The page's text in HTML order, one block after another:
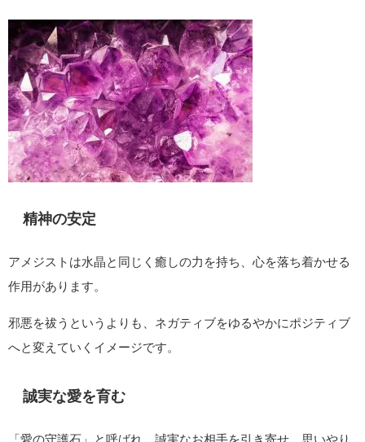
精神の安定
アメジストは水晶と同じく癒しの力を持ち、心を落ち着かせる
作用があります。
邪悪を祓うというよりも、ネガティブをゆるやかにポジティブ
へと変えていくイメージです。
誠実な愛を育む
「愛の守護石」と呼ばれ、誠実なお相手を引き寄せ、思いやり